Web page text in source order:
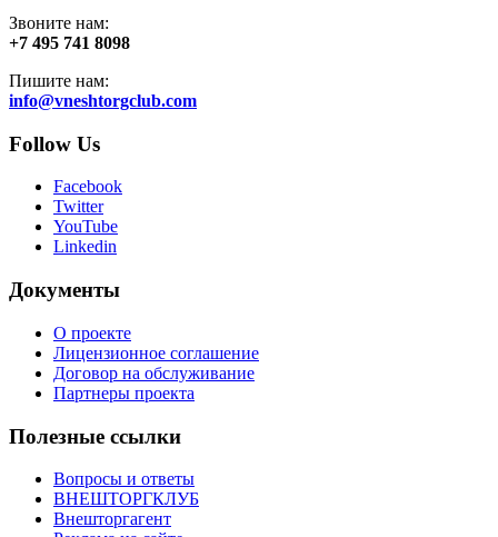
Звоните нам:
+7 495 741 8098
Пишите нам:
info@vneshtorgclub.com
Follow Us
Facebook
Twitter
YouTube
Linkedin
Документы
О проекте
Лицензионное соглашение
Договор на обслуживание
Партнеры проекта
Полезные ссылки
Вопросы и ответы
ВНЕШТОРГКЛУБ
Внешторгагент